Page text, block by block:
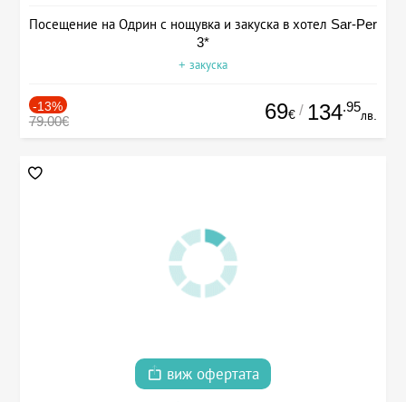
Посещение на Одрин с нощувка и закуска в хотел Sar-Per
3*
+ закуска
-13%
79.00€ 69€ / 134.95
лв.
виж офертата